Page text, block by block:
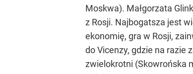
Moskwa). Małgorzata
z Rosji. Najbogatsza jest
ekonomię, gra w Rosji,
do Vicenzy, gdzie na razie
zwielokrotni (Skowrońska